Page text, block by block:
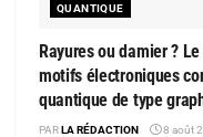
QUANTIQUE
Rayures ou damier ?
motifs électroniques
quantique de type
PARLA RÉDACTION 8 août